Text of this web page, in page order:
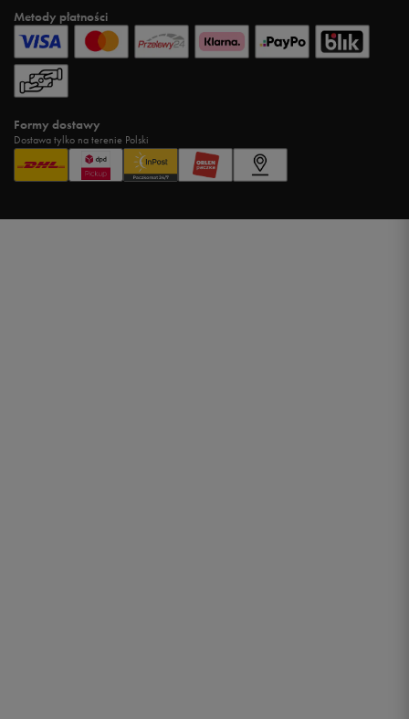
Metody płatności
Formy dostawy
Dostawa tylko na terenie Polski